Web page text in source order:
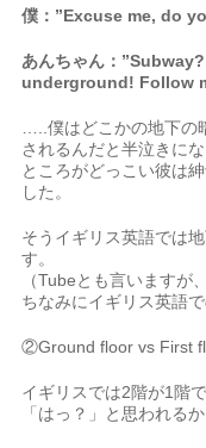
僕：”Excuse me, do
あんちゃん：
underground! Follow
…..僕はどこかの地下の
されるんだと半泣きにな
ところがどっこい彼は
した。
そうイギリス英語では
す。
（Tubeとも言いますが
ちなみにイギリス英語で
②Ground floor vs First
イギリスでは2階が1階で
「はっ？」と思われる